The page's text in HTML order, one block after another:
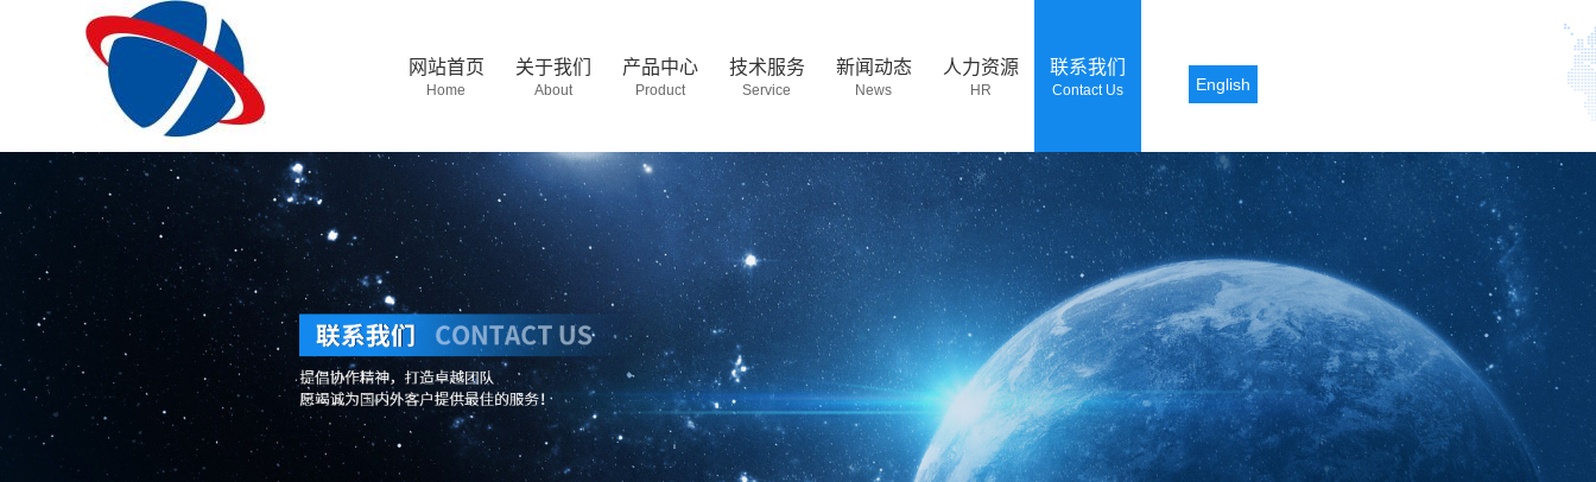
网站首页
Home
关于我们
About
产品中心
Product
技术服务
Service
新闻动态
News
人力资源
HR
联系我们
Contact Us English